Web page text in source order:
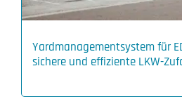
Yardmanagementsystem für
sichere und effiziente LKW-